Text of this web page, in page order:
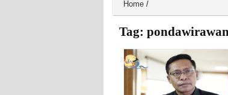
Home /
Tag: